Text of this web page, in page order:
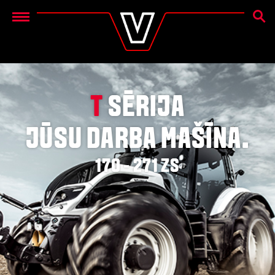
Menu
TSĒRIJA
JŪSU DARBA MAŠĪNA.
170 - 271 ZS